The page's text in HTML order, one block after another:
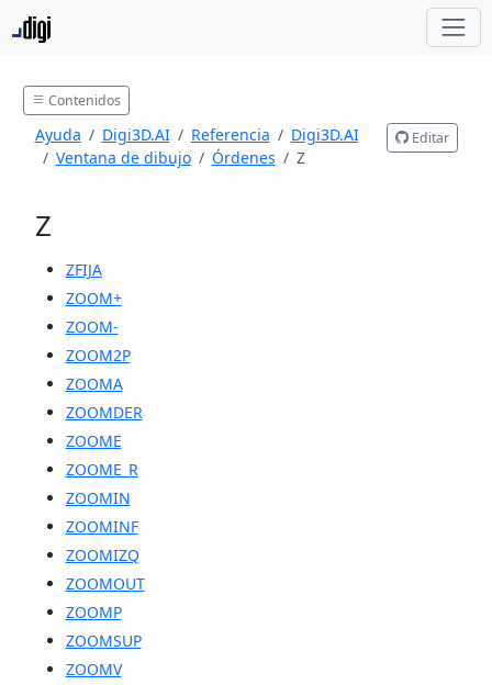
Contenidos
Ayuda Digi3D.AI Referencia
Digi3D.AI
Ventana de dibujo
Órdenes Z
Editar
Z
ZFIJA
ZOOM+
ZOOM-
ZOOM2P
ZOOMA
ZOOMDER
ZOOME
ZOOME_R
ZOOMIN
ZOOMINF
ZOOMIZQ
ZOOMOUT
ZOOMP
ZOOMSUP
ZOOMV